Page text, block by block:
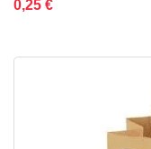
0,25 €